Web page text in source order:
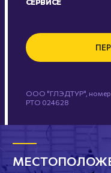
СЕРВИСЕ
ООО "ГЛЭДТУР", номер
РТО 024628